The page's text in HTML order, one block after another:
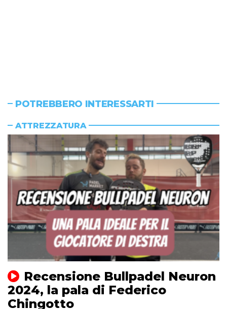
POTREBBERO INTERESSARTI
ATTREZZATURA
Recensione Bullpadel Neuron
2024, la pala di Federico
Chingotto